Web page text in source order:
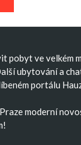
pobyt ve velkém
ubytovánía
portálu
moderní